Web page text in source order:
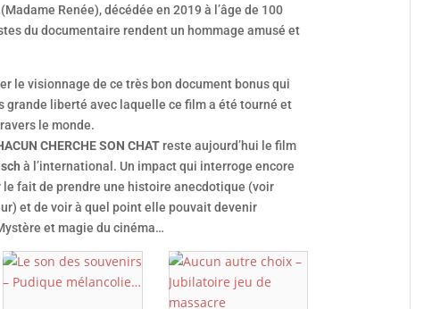
Renée), décédée en 2019 à l’âge de 100
du documentaire rendent un hommage amusé et
le visionnage de ce très bon document bonus qui
grande liberté avec laquelle ce film a été tourné et
le monde.
CHERCHE SON CHATreste aujourd’hui le film
à l’international. Un impact qui interroge encore
le fait de prendre une histoire anecdotique (voir
et de voir à quel point elle pouvait devenir
et magie du cinéma…